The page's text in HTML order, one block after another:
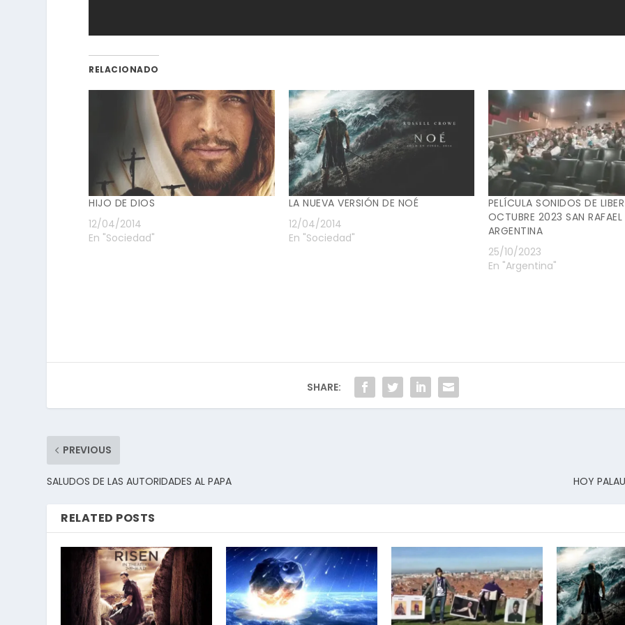
RELACIONADO
HIJO DE DIOS
12/04/2014
En "Sociedad"
LA NUEVA VERSIÓN DE NOÉ
12/04/2014
En "Sociedad"
PELÍCULA SONIDOS DE
OCTUBRE 2023 SAN RAFAEL
ARGENTINA
25/10/2023
En "Argentina"
SHARE:
PREVIOUS
SALUDOS DE LAS AUTORIDADES AL PAPA HOY
RELATED POSTS